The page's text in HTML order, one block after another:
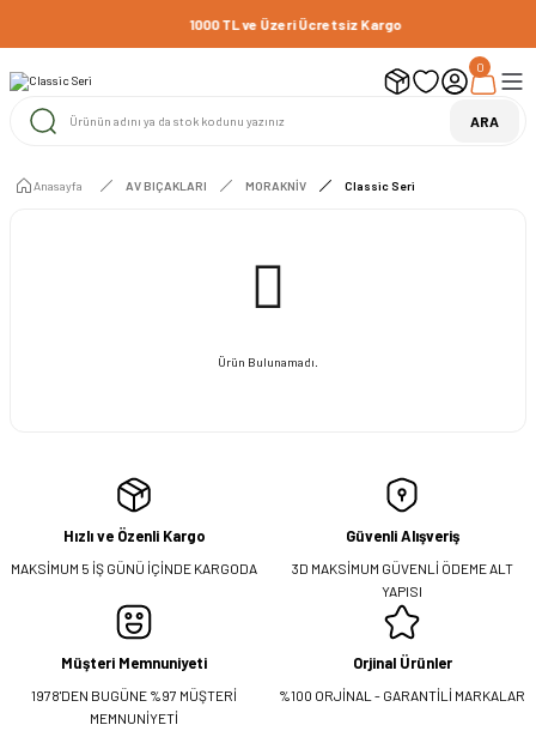
1000 TL ve Üzeri Ücretsiz Kargo
ARA
0
Anasayfa AV BIÇAKLARI MORAKNİV Classic Seri
Ürün Bulunamadı.
Hızlı ve Özenli Kargo
MAKSİMUM 5 İŞ GÜNÜ İÇİNDE KARGODA
Güvenli Alışveriş
3D MAKSİMUM GÜVENLİ ÖDEME ALT
YAPISI
Müşteri Memnuniyeti
1978'DEN BUGÜNE %97 MÜŞTERİ
MEMNUNİYETİ
Orjinal Ürünler
%100 ORJİNAL - GARANTİLİ MARKALAR